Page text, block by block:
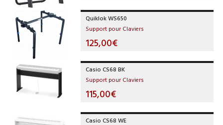
Quiklok WS650
Support pour Claviers
125,00€
Casio CS68 BK
Support pour Claviers
115,00€
Casio CS68 WE